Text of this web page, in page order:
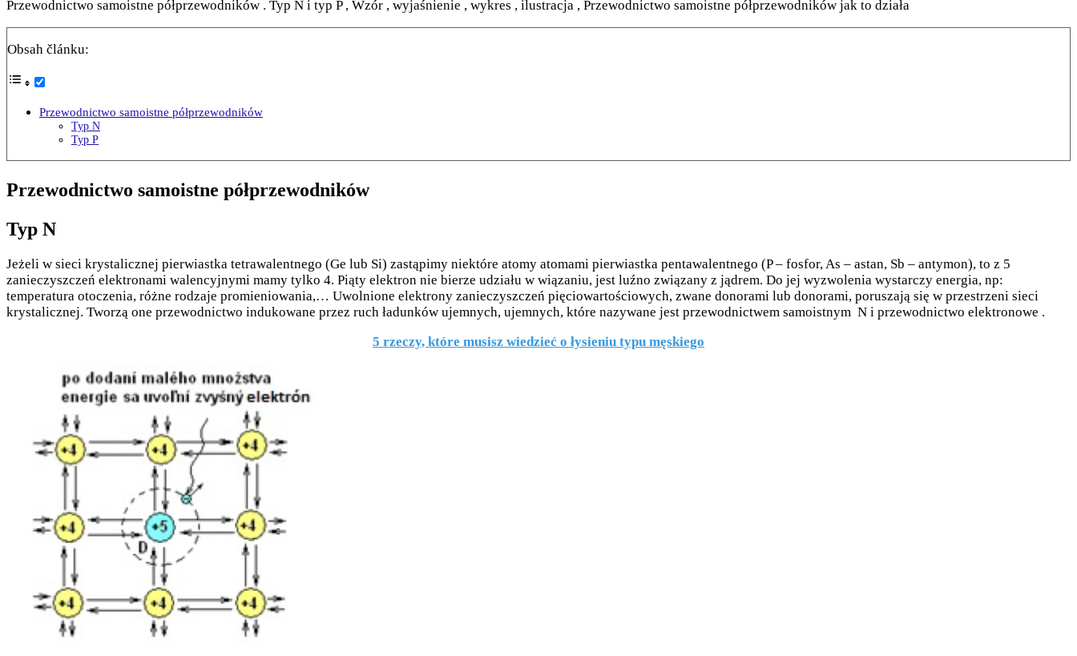
Przewodnictwo samoistne półprzewodników . Typ N i typ P , Wzór , wyjaśnienie , wykres , ilustracja , Przewodnictwo samoistne półprzewodników jak to działa
Obsah článku:
Przewodnictwo samoistne półprzewodników
Typ N
Typ P
Przewodnictwo samoistne półprzewodników
Typ N
Jeżeli w sieci krystalicznej pierwiastka tetrawalentnego (Ge lub Si) zastąpimy niektóre atomy atomami pierwiastka pentawalentnego (P – fosfor, As – astan, Sb – antymon), to z 5
zanieczyszczeń elektronami walencyjnymi mamy tylko 4. Piąty elektron nie bierze udziału w wiązaniu, jest luźno związany z jądrem. Do jej wyzwolenia wystarczy energia, np:
temperatura otoczenia, różne rodzaje promieniowania,… Uwolnione elektrony zanieczyszczeń pięciowartościowych, zwane donorami lub donorami, poruszają się w przestrzeni sieci
krystalicznej. Tworzą one przewodnictwo indukowane przez ruch ładunków ujemnych, ujemnych, które nazywane jest przewodnictwem samoistnym N i przewodnictwo elektronowe .
5 rzeczy, które musisz wiedzieć o łysieniu typu męskiego